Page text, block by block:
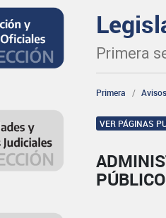
Primera
Primera
VER PÁGINAS